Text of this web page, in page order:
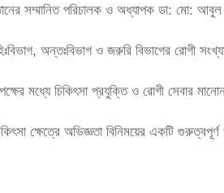
সম্মানিত পরিচালক ও অধ্যাপক ডা: মো:
অন্তঃবিভাগ ও জরুরি বিভাগের রোগী
মধ্যে চিকিৎসা প্রযুক্তি ও রোগী সেবার
ক্ষেত্রে অভিজ্ঞতা বিনিময়ের একটি গুরুত্বপূর্ণ